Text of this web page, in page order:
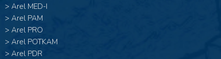
> Arel MED-I
> Arel PAM
> Arel PRO
> Arel POTKAM
> Arel PDR